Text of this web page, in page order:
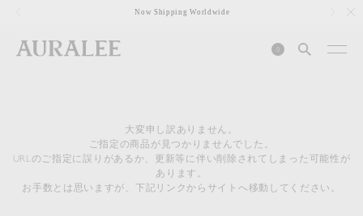
Now Shipping Worldwide
0
大変申し訳ありません。
ご指定の商品が見つかりませんでした。
URLのご指定に誤りがあるか、更新等に伴い削除されてしまった可能性が
あります。
お手数とは思いますが、下記リンクからサイトへ移動してください。